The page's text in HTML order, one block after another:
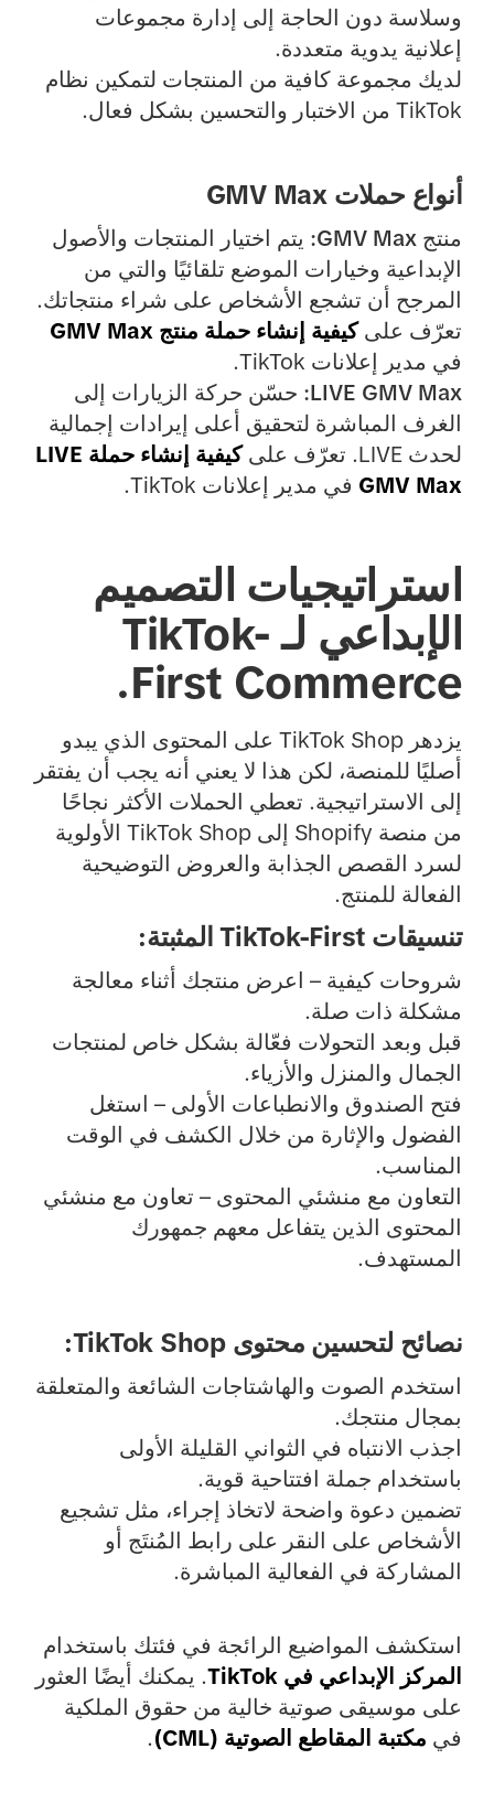
وسلاسة دون الحاجة إلى إدارة مجموعات
إعلانية يدوية متعددة.
لديك مجموعة كافية من المنتجات لتمكين نظام
TikTok من الاختبار والتحسين بشكل فعال.
أنواع حملات GMV Max
منتج GMV Max:
يتم اختيار المنتجات والأصول
الإبداعية وخيارات الموضع تلقائيًا والتي من
المرجح أن تشجع الأشخاص على شراء منتجاتك.
تعرّف علىكيفية إنشاء حملة منتج GMV Max
في مدير إعلانات TikTok.
LIVE GMV Max: حسّن حركة الزيارات إلى
الغرف المباشرة لتحقيق أعلى إيرادات إجمالية
لحدث LIVE. تعرّف على
كيفية إنشاء حملة LIVE
GMV Max في مدير إعلانات TikTok.
استراتيجيات التصميم
الإبداعي لـ TikTok-
First Commerce.
يزدهر TikTok Shop على المحتوى الذي يبدو
أصليًا للمنصة، لكن هذا لا يعني أنه يجب أن يفتقر
إلى الاستراتيجية. تعطي الحملات الأكثر نجاحًا
من منصة Shopify إلى TikTok Shop الأولوية
لسرد القصص الجذابة والعروض التوضيحية
الفعالة للمنتج.
تنسيقات TikTok-First المثبتة:
شروحات كيفية – اعرض منتجك أثناء معالجة
مشكلة ذات صلة.
قبل وبعد التحولات فعّالة بشكل خاص لمنتجات
الجمال والمنزل والأزياء.
فتح الصندوق والانطباعات الأولى – استغل
الفضول والإثارة من خلال الكشف في الوقت
المناسب.
التعاون مع منشئي المحتوى – تعاون مع منشئي
المحتوى الذين يتفاعل معهم جمهورك
المستهدف.
نصائح لتحسين محتوى TikTok Shop:
استخدم الصوت والهاشتاجات الشائعة والمتعلقة
بمجال منتجك.
اجذب الانتباه في الثواني القليلة الأولى
باستخدام جملة افتتاحية قوية.
تضمين دعوة واضحة لاتخاذ إجراء، مثل تشجيع
الأشخاص على النقر على رابط المُنتَج أو
المشاركة في الفعالية المباشرة.
استكشف المواضيع الرائجة في فئتك باستخدام
المركز الإبداعي في TikTok
. يمكنك أيضًا العثور
على موسيقى صوتية خالية من حقوق الملكية
في مكتبة المقاطع الصوتية (CML) .